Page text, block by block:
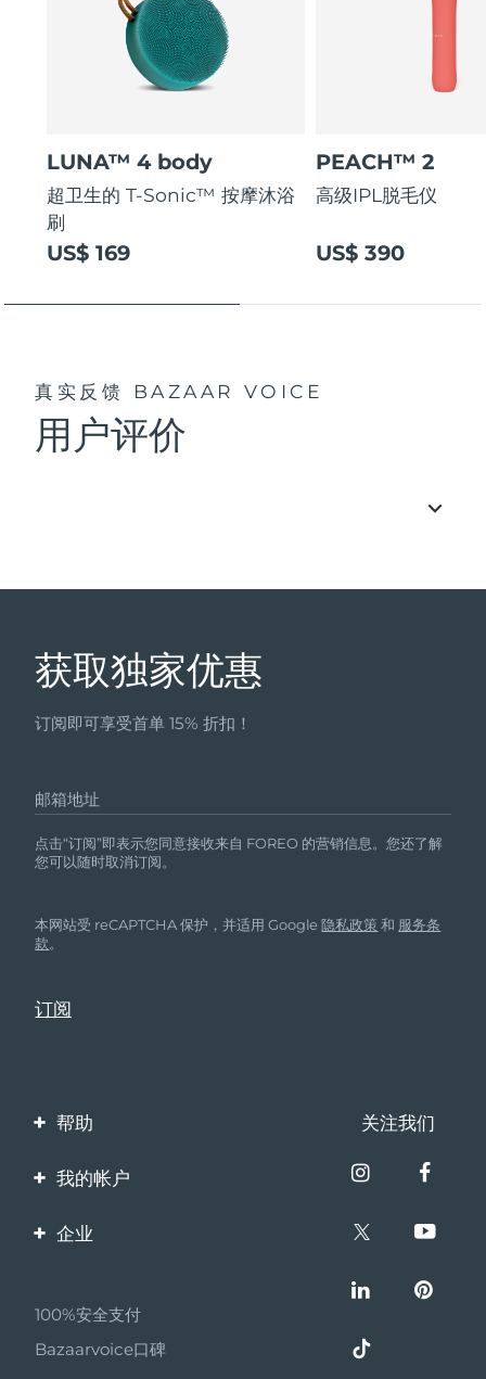
LUNA™ 4 body
超卫生的 T-Sonic™ 按摩沐浴
刷
US$ 169
PEACH™ 2
高级IPL脱毛仪
US$ 390
真实反馈 BAZAAR VOICE
用户评价
获取独家优惠
订阅即可享受首单 15% 折扣！
邮箱地址
点击“订阅”即表示您同意接收来自 FOREO 的营销信息。您还了解
您可以随时取消订阅。
本网站受 reCAPTCHA 保护，并适用 Google隐私政策 和 服务条
款。
帮助
联系我们
保修与退换货
关注我们
我的帐户
产品注册
企业
伙伴计划
联盟新闻
100%安全支付
Bazaarvoice口碑